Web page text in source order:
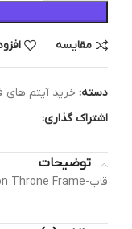
مقایسه
دسته: خرید آیتم های
اشتراک گذاری:
توضیحات
قاب-Dragon Throne Frame